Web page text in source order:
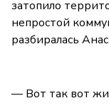
затопило
непростой
разбиралась
— Вот так вот